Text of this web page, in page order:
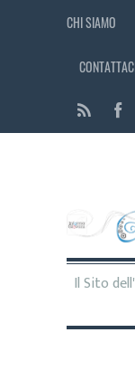
CHI SIAMO
Il Sito